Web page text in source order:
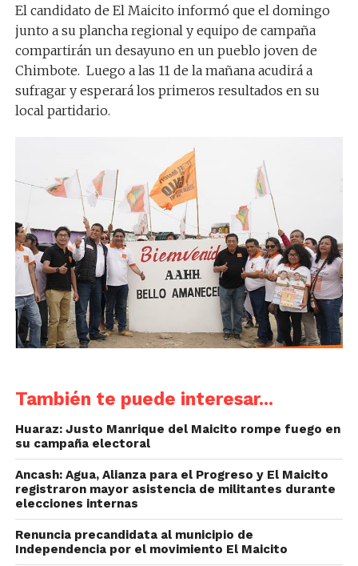
El candidato de El Maicito informó que el domingo
junto a su plancha regional y equipo de campaña
compartirán un desayuno en un pueblo joven de
Chimbote. Luego a las 11 de la mañana acudirá a
sufragar y esperará los primeros resultados en su
local partidario.
También te puede interesar...
Huaraz: Justo Manrique del Maicito rompe fuego en
su campaña electoral
Ancash: Agua, Alianza para el Progreso y El Maicito
registraron mayor asistencia de militantes durante
elecciones internas
Renuncia precandidata al municipio de
Independencia por el movimiento El Maicito